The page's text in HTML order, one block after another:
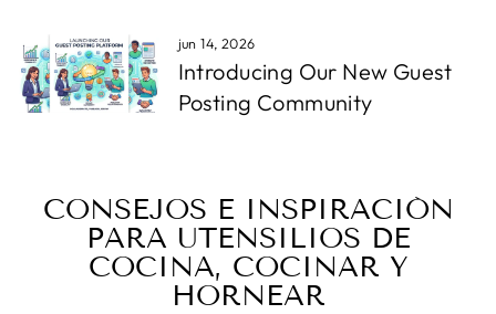
jun 14, 2026
Introducing Our New Guest
Posting Community
CONSEJOS E INSPIRACIÓN
PARA UTENSILIOS DE
COCINA, COCINAR Y
HORNEAR